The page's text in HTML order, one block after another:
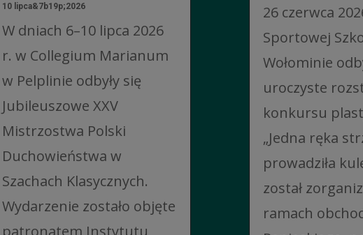
10 lipca&7b19p;2026
W dniach 6–10 lipca 2026
r. w Collegium Marianum
w Pelplinie odbyły się
Jubileuszowe XXV
Mistrzostwa Polski
Duchowieństwa w
Szachach Klasycznych.
Wydarzenie zostało objęte
patronatem Instytutu
26 czerwca
Sportowej
Wołominie
uroczyste
konkursu
„Jedna ręka
prowadziła
został
ramach